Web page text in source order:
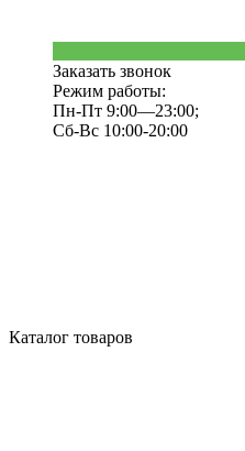
Заказать звонок
Режим работы:
Пн-Пт 9:00—23:00;
Сб-Вс 10:00-20:00
Каталог товаров